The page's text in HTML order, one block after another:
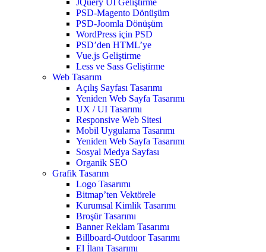
JQuery UI Geliştirme
PSD-Magento Dönüşüm
PSD-Joomla Dönüşüm
WordPress için PSD
PSD’den HTML’ye
Vue.js Geliştirme
Less ve Sass Geliştirme
Web Tasarım
Açılış Sayfası Tasarımı
Yeniden Web Sayfa Tasarımı
UX / UI Tasarımı
Responsive Web Sitesi
Mobil Uygulama Tasarımı
Yeniden Web Sayfa Tasarımı
Sosyal Medya Sayfası
Organik SEO
Grafik Tasarım
Logo Tasarımı
Bitmap’ten Vektörele
Kurumsal Kimlik Tasarımı
Broşür Tasarımı
Banner Reklam Tasarımı
Billboard-Outdoor Tasarımı
El İlanı Tasarımı